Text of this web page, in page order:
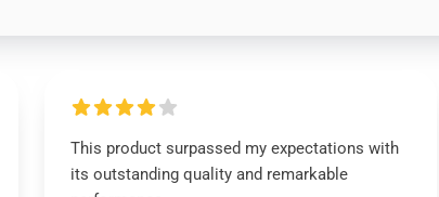
This product surpassed my expectations with
its outstanding quality and remarkable